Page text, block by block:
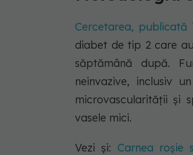
Cercetarea,
diabet de tip 2 care
săptămână după.
neinvazive, inclusiv
microvascularității și
vasele mici.
Vezi și: Carnea roșie